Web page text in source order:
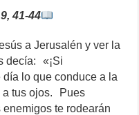
41-44
a Jerusalén y ver la
decía: «¡Si
lo que conduce a la
a tus ojos. Pues
te rodearán